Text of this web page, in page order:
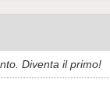
Diventa il primo!